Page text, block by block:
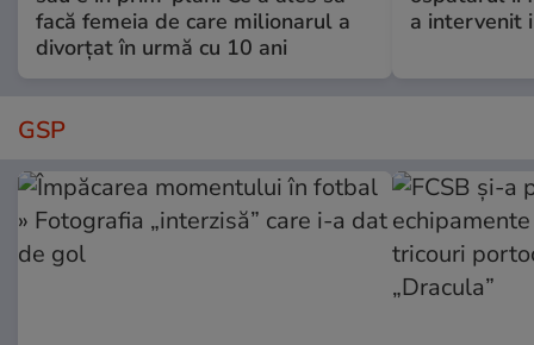
facă femeia de care milionarul a
divorțat în urmă cu 10 ani
a intervenit
GSP